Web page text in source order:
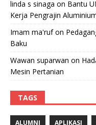
linda s sinaga on Bantu
Kerja Pengrajin
Imam ma'rufon
Baku
Wawan suparwan on
Mesin Pertanian
TAGS
ALUMNI APLIKASI